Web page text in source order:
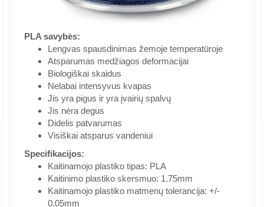
PLA savybės:
Lengvas spausdinimas žemoje temperatūroje
Atsparumas medžiagos deformacijai
Biologiškai skaidus
Nelabai intensyvus kvapas
Jis yra pigus ir yra įvairių spalvų
Jis nėra degus
Didelis patvarumas
Visiškai atsparus vandeniui
Specifikacijos:
Kaitinamojo plastiko tipas: PLA
Kaitinimo plastiko skersmuo: 1.75mm
Kaitinamojo plastiko matmenų tolerancija: +/-
0.05mm